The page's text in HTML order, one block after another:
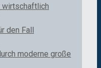
wirtschaftlich
den Fall
moderne große